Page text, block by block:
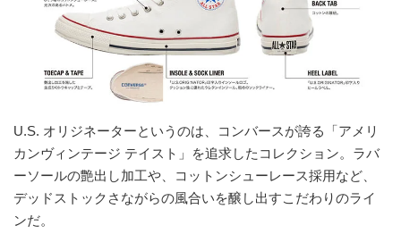
U.S. オリジネーターというのは、コンバースが誇る「アメリ
カンヴィンテージ テイスト」を追求したコレクション。ラバ
ーソールの艶出し加工や、コットンシューレース採用など、
デッドストックさながらの風合いを醸し出すこだわりのライ
ンだ。